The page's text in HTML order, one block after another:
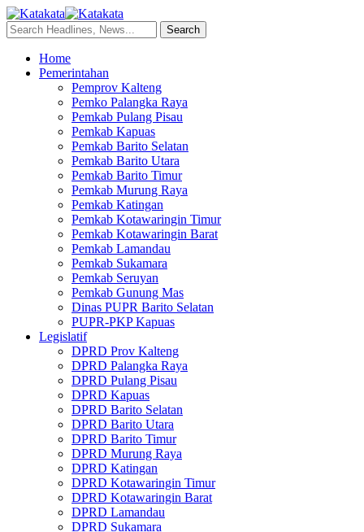
Home
Pemerintahan
Pemprov Kalteng
Pemko Palangka Raya
Pemkab Pulang Pisau
Pemkab Kapuas
Pemkab Barito Selatan
Pemkab Barito Utara
Pemkab Barito Timur
Pemkab Murung Raya
Pemkab Katingan
Pemkab Kotawaringin Timur
Pemkab Kotawaringin Barat
Pemkab Lamandau
Pemkab Sukamara
Pemkab Seruyan
Pemkab Gunung Mas
Dinas PUPR Barito Selatan
PUPR-PKP Kapuas
Legislatif
DPRD Prov Kalteng
DPRD Palangka Raya
DPRD Pulang Pisau
DPRD Kapuas
DPRD Barito Selatan
DPRD Barito Utara
DPRD Barito Timur
DPRD Murung Raya
DPRD Katingan
DPRD Kotawaringin Timur
DPRD Kotawaringin Barat
DPRD Lamandau
DPRD Sukamara